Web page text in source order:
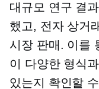
대규모 연구 결
했고, 전자 상거
시장 판매. 이를
이 다양한 형식
있는지 확인할